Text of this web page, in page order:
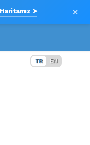
Haritamız ➤ ×
TR EN